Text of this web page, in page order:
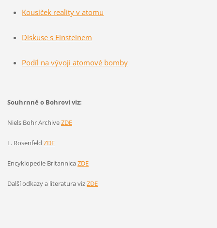
Kousíček reality v atomu
Diskuse s Einsteinem
Podíl na vývoji atomové bomby
Souhrnně o Bohrovi viz:
Niels Bohr ArchiveZDE
L. Rosenfeld ZDE
Encyklopedie Britannica ZDE
Další odkazy a literatura vizZDE